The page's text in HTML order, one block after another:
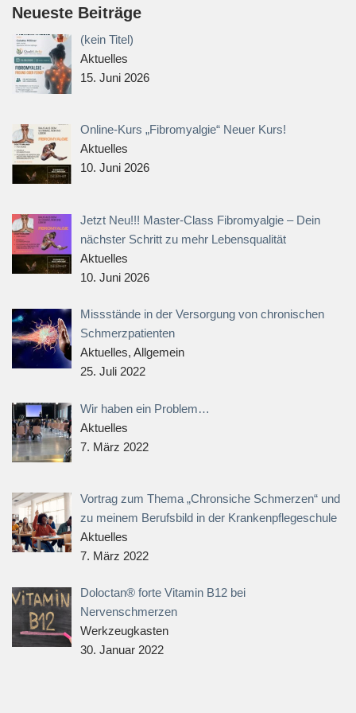
Neueste Beiträge
(kein Titel)
Aktuelles
15. Juni 2026
Online-Kurs „Fibromyalgie“ Neuer Kurs!
Aktuelles
10. Juni 2026
Jetzt Neu!!! Master-Class Fibromyalgie – Dein
nächster Schritt zu mehr Lebensqualität
Aktuelles
10. Juni 2026
Missstände in der Versorgung von chronischen
Schmerzpatienten
Aktuelles, Allgemein
25. Juli 2022
Wir haben ein Problem…
Aktuelles
7. März 2022
Vortrag zum Thema „Chronsiche Schmerzen“ und
zu meinem Berufsbild in der Krankenpflegeschule
Aktuelles
7. März 2022
Doloctan® forte Vitamin B12 bei
Nervenschmerzen
Werkzeugkasten
30. Januar 2022